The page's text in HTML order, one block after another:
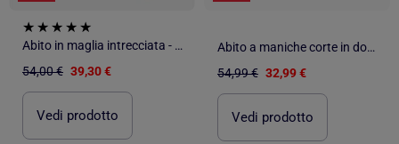
Abito in maglia intrecciata - Kids Star
54,00 € 39,30 €
Vedi prodotto
Abito a maniche corte in doppio tessuto tweed e rete
54,99 € 32,99 €
Vedi prodotto